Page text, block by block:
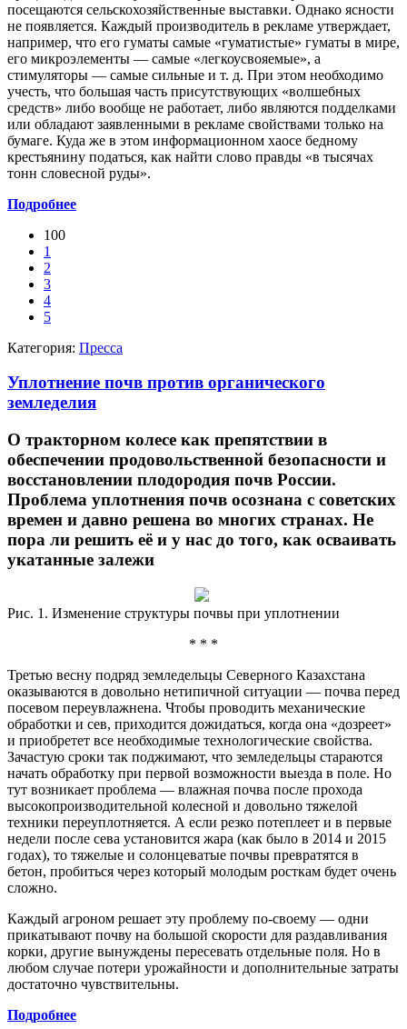
посещаются сельскохозяйственные выставки. Однако ясности
не появляется. Каждый производитель в рекламе утверждает,
например, что его гуматы самые «гуматистые» гуматы в мире,
его микроэлементы — самые «легкоусвояемые», а
стимуляторы — самые сильные и т. д. При этом необходимо
учесть, что большая часть присутствующих «волшебных
средств» либо вообще не работает, либо являются подделками
или обладают заявленными в рекламе свойствами только на
бумаге. Куда же в этом информационном хаосе бедному
крестьянину податься, как найти слово правды «в тысячах
тонн словесной руды».
Подробнее
100
1
2
3
4
5
Категория: Пресса
Уплотнение почв против органического
земледелия
О тракторном колесе как препятствии в
обеспечении продовольственной безопасности и
восстановлении плодородия почв России.
Проблема уплотнения почв осознана с советских
времен и давно решена во многих странах. Не
пора ли решить её и у нас до того, как осваивать
укатанные залежи
Рис. 1. Изменение структуры почвы при уплотнении
* * *
Третью весну подряд земледельцы Северного Казахстана
оказываются в довольно нетипичной ситуации — почва перед
посевом переувлажнена. Чтобы проводить механические
обработки и сев, приходится дожидаться, когда она «дозреет»
и приобретет все необходимые технологические свойства.
Зачастую сроки так поджимают, что земледельцы стараются
начать обработку при первой возможности выезда в поле. Но
тут возникает проблема — влажная почва после прохода
высокопроизводительной колесной и довольно тяжелой
техники переуплотняется. А если резко потеплеет и в первые
недели после сева установится жара (как было в 2014 и 2015
годах), то тяжелые и солонцеватые почвы превратятся в
бетон, пробиться через который молодым росткам будет очень
сложно.
Каждый агроном решает эту проблему по-своему — одни
прикатывают почву на большой скорости для раздавливания
корки, другие вынуждены пересевать отдельные поля. Но в
любом случае потери урожайности и дополнительные затраты
достаточно чувствительны.
Подробнее